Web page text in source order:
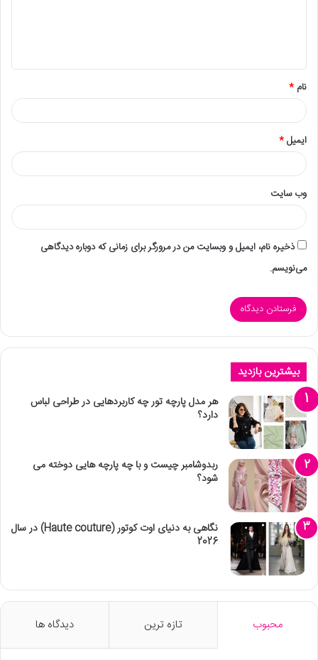
نام *
ایمیل*
وب‌ سایت
ذخیره نام، ایمیل و وبسایت من در مرورگر برای زمانی که دوباره دیدگاهی
می‌نویسم.
بیشترین بازدید
هر مدل پارچه تور چه کاربردهایی در طراحی لباس
دارد؟
ربدوشامبر چیست و با چه پارچه هایی دوخته می
شود؟
نگاهی به دنیای اوت کوتور (Haute couture) در سال
2026
محبوب تازه ترین دیدگاه ها